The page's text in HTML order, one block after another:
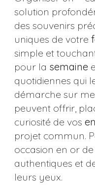
solution
des souvenirs
uniques de votre
simple et
pour la semaine
quotidiennes qui
démarche sur
peuvent offrir,
curiosité de vos
projet commun.
occasion en or
authentiques et
leurs yeux.